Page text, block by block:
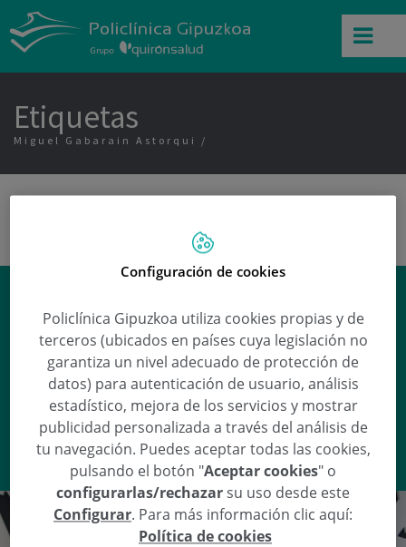
Etiquetas
Miguel Gabarain Astorqui
Melatonina
Ana Arenaresponde a esta y otras
preguntas en nuestra sección de
Preguntas médicas .
VER RESPUESTA
Configuración de cookies
Policlínica Gipuzkoa utiliza cookies propias y de
terceros (ubicados en países cuya legislación no
garantiza un nivel adecuado de protección de
datos) para autenticación de usuario, análisis
estadístico, mejora de los servicios y mostrar
publicidad personalizada a través del análisis de
tu navegación. Puedes aceptar todas las cookies,
pulsando el botón "Aceptar cookies" o
configurarlas/rechazarsu uso desde este
Configurar. Para más información clic aquí:
Política de cookies